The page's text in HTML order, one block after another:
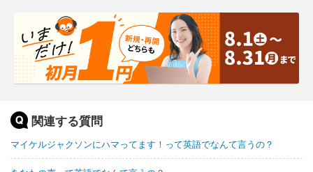
関連する質問
マイケルジャクソンにハマってます！って英語でなんて言うの？